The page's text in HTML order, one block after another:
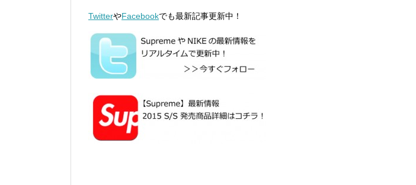
TwitterやFacebookでも最新記事更新中！